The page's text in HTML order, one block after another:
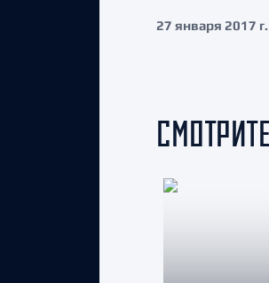
27 января 2017 г.